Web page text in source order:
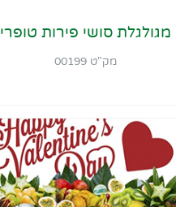
מגולגלת סושי פירות טופרי
מק"ט 00199